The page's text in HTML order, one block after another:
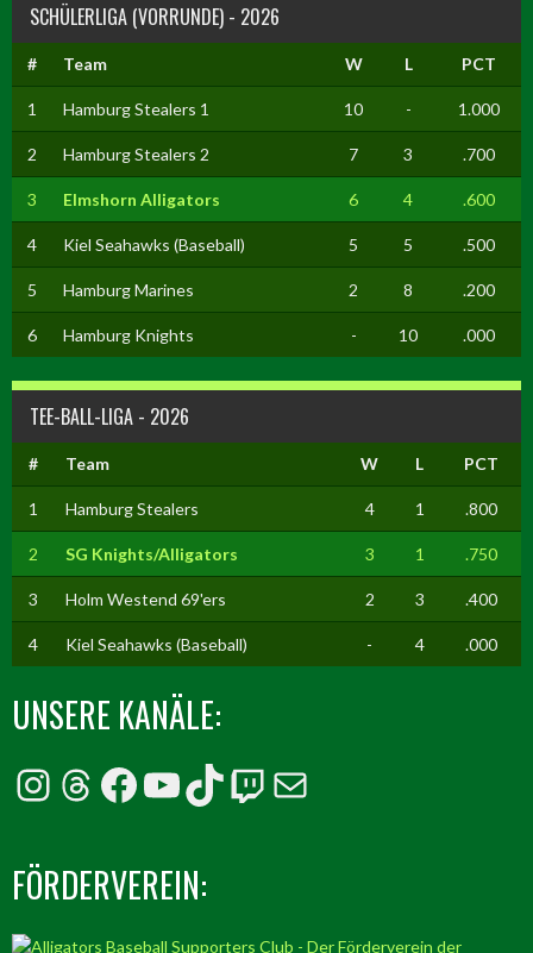
SCHÜLERLIGA (VORRUNDE) - 2026
# Team W L PCT
1 Hamburg Stealers 1 10 - 1.000
2 Hamburg Stealers 2 7 3 .700
3 Elmshorn Alligators 6 4 .600
4 Kiel Seahawks (Baseball) 5 5 .500
5 Hamburg Marines 2 8 .200
6 Hamburg Knights - 10 .000
TEE-BALL-LIGA - 2026
# Team W L PCT
1 Hamburg Stealers 4 1 .800
2 SG Knights/Alligators 3 1 .750
3 Holm Westend 69'ers 2 3 .400
4 Kiel Seahawks (Baseball) - 4 .000
UNSERE KANÄLE:
Instagram
Threads
Facebook
YouTube
TikTok
Twitch
E-Mail
FÖRDERVEREIN: